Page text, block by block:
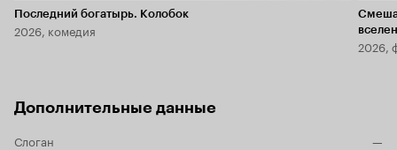
Последний богатырь. Колобок
2026, комедия
2026,
Дополнительные данные
Слоган
—